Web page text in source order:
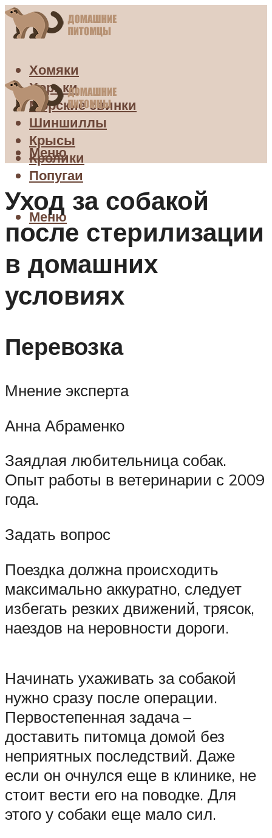
Хомяки
Хорьки
Морские свинки
Шиншиллы
Крысы
Кролики
Попугаи
Меню
Меню
Уход за собакой
после стерилизации
в домашних
условиях
Перевозка
Мнение эксперта
Анна Абраменко
Заядлая любительница собак.
Опыт работы в ветеринарии с 2009
года.
Задать вопрос
Поездка должна происходить
максимально аккуратно, следует
избегать резких движений, трясок,
наездов на неровности дороги.
Начинать ухаживать за собакой
нужно сразу после операции.
Первостепенная задача –
доставить питомца домой без
неприятных последствий. Даже
если он очнулся еще в клинике, не
стоит вести его на поводке. Для
этого у собаки еще мало сил.